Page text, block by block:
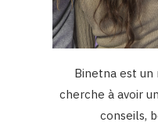
Binetna est un
cherche à avoir
conseils,